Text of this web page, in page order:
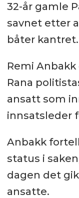
32-år gamle
savnet etter
båter kantret.
Remi
Rana
ansatt som
innsatsleder
Anbakk
status i
dagen det
ansatte.